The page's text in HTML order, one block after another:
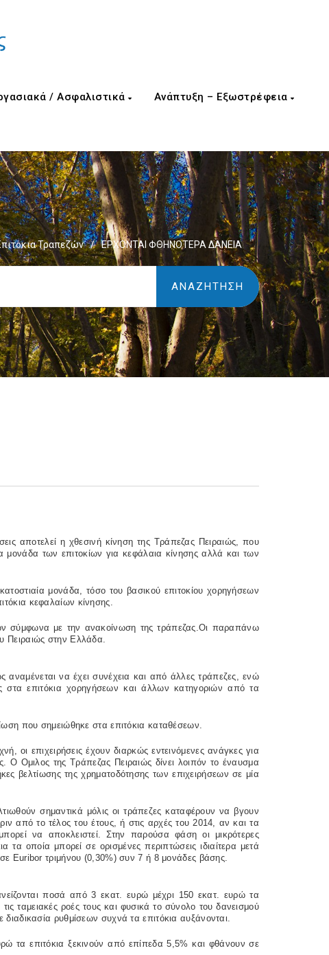
/ Ασφαλιστικά Ανάπτυξη – Εξωστρέφεια
Τραπεζών / ΕΡΧΟΝΤΑΙ ΦΘΗΝΟΤΕΡΑ ΔΑΝΕΙΑ
αποτελεί η χθεσινή κίνηση της Τράπεζας Πειραιώς, που
των επιτοκίων για κεφάλαια κίνησης αλλά και των
μονάδα, τόσο του βασικού επιτοκίου χορηγήσεων
κεφαλαίων κίνησης.
σύμφωνα με την ανακοίνωση της τράπεζας.Οι παραπάνω
Πειραιώς στην Ελλάδα.
να έχει συνέχεια και από άλλες τράπεζες, ενώ
στα επιτόκια χορηγήσεων και άλλων κατηγοριών από τα
που σημειώθηκε στα επιτόκια καταθέσεων.
οι επιχειρήσεις έχουν διαρκώς εντεινόμενες ανάγκες για
Ομιλος της Τράπεζας Πειραιώς δίνει λοιπόν το έναυσμα
βελτίωσης της χρηματοδότησης των επιχειρήσεων σε μία
σημαντικά μόλις οι τράπεζες καταφέρουν να βγουν
από το τέλος του έτους, ή στις αρχές του 2014, αν και τα
να αποκλειστεί. Στην παρούσα φάση οι μικρότερες
τα οποία μπορεί σε ορισμένες περιπτώσεις ιδιαίτερα μετά
Euribor τριμήνου (0,30%) συν 7 ή 8 μονάδες βάσης.
ποσά από 3 εκατ. ευρώ μέχρι 150 εκατ. ευρώ τα
ταμειακές ροές τους και φυσικά το σύνολο του δανεισμού
ρυθμίσεων συχνά τα επιτόκια αυξάνονται.
τα επιτόκια ξεκινούν από επίπεδα 5,5% και φθάνουν σε